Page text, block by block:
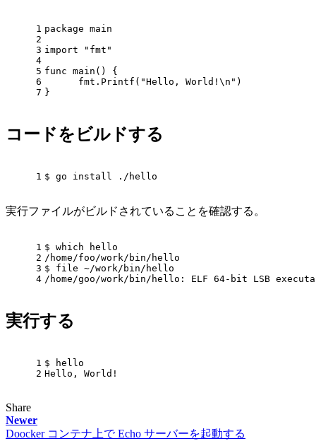
1
2
3
4
5
6
7
package main
import
"fmt"
func main ()
{
      fmt.Printf(
"Hello, World!\n" )
}
コードをビルドする
1 $ go install ./hello
実行ファイルがビルドされていることを確認する。
1
2
3
4
$ which hello
/home/foo/work/bin/hello
$ file ~/work/bin/hello
/home/goo/work/bin/hello: ELF 64-bit LSB
実行する
1
2
$ hello
Hello, World!
Share
Newer
Doocker コンテナ上で Echo サーバーを起動する